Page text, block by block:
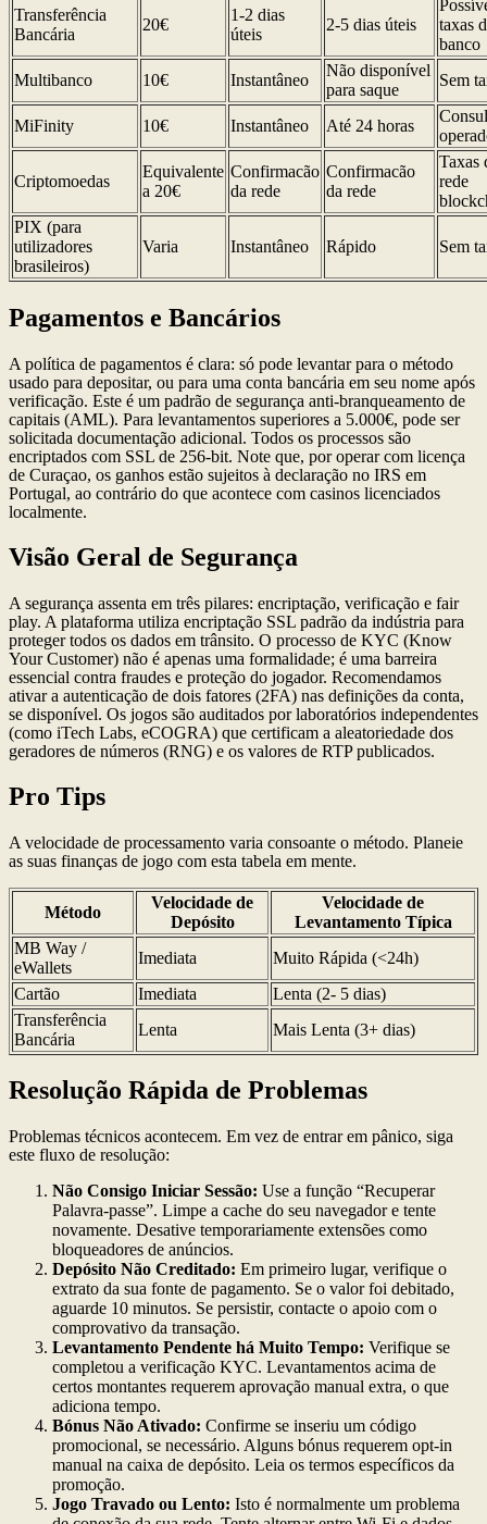
Transferência
Bancária
20€
1-2 dias
úteis
2-5 dias úteis
taxas
banco
Multibanco
10€ Instantâneo
Não disponível
para saque
Sem
MiFinity 10€ Instantâneo Até 24 horas
Criptomoedas
Equivalente
a 20€
Confirmacão
da rede
Confirmacão
da rede
Taxas
rede
PIX (para
utilizadores
brasileiros)
Varia Instantâneo Rápido Sem
Pagamentos e Bancários
A política de pagamentos é clara: só pode levantar para o método
usado para depositar, ou para uma conta bancária em seu nome após
verificação. Este é um padrão de segurança anti-branqueamento de
capitais (AML). Para levantamentos superiores a 5.000€, pode ser
solicitada documentação adicional. Todos os processos são
encriptados com SSL de 256-bit. Note que, por operar com licença
de Curaçao, os ganhos estão sujeitos à declaração no IRS em
Portugal, ao contrário do que acontece com casinos licenciados
localmente.
Visão Geral de Segurança
A segurança assenta em três pilares: encriptação, verificação e fair
play. A plataforma utiliza encriptação SSL padrão da indústria para
proteger todos os dados em trânsito. O processo de KYC (Know
Your Customer) não é apenas uma formalidade; é uma barreira
essencial contra fraudes e proteção do jogador. Recomendamos
ativar a autenticação de dois fatores (2FA) nas definições da conta,
se disponível. Os jogos são auditados por laboratórios independentes
(como iTech Labs, eCOGRA) que certificam a aleatoriedade dos
geradores de números (RNG) e os valores de RTP publicados.
Pro Tips
A velocidade de processamento varia consoante o método. Planeie
as suas finanças de jogo com esta tabela em mente.
Método
Velocidade de
Depósito
Velocidade de
Levantamento Típica
MB Way /
eWallets
Imediata
Muito Rápida (<24h)
Cartão
Imediata
Lenta (2- 5 dias)
Transferência
Bancária
Lenta Mais Lenta (3+ dias)
Resolução Rápida de Problemas
Problemas técnicos acontecem. Em vez de entrar em pânico, siga
este fluxo de resolução:
Não Consigo Iniciar Sessão: Use a função “Recuperar
Palavra-passe”. Limpe a cache do seu navegador e tente
novamente. Desative temporariamente extensões como
bloqueadores de anúncios.
Depósito Não Creditado: Em primeiro lugar, verifique o
extrato da sua fonte de pagamento. Se o valor foi debitado,
aguarde 10 minutos. Se persistir, contacte o apoio com o
comprovativo da transação.
Levantamento Pendente há Muito Tempo: Verifique se
completou a verificação KYC. Levantamentos acima de
certos montantes requerem aprovação manual extra, o que
adiciona tempo.
Bónus Não Ativado: Confirme se inseriu um código
promocional, se necessário. Alguns bónus requerem opt-in
manual na caixa de depósito. Leia os termos específicos da
promoção.
Jogo Travado ou Lento: Isto é normalmente um problema